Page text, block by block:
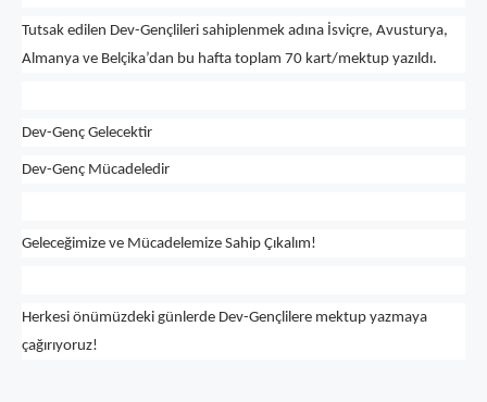
Tutsak edilen Dev-Gençlileri sahiplenmek adına İsviçre, Avusturya,
Almanya ve Belçika’dan bu hafta toplam 70 kart/mektup yazıldı.
Dev-Genç Gelecektir
Dev-Genç Mücadeledir
Geleceğimize ve Mücadelemize Sahip Çıkalım!
Herkesi önümüzdeki günlerde Dev-Gençlilere mektup yazmaya
çağırıyoruz!